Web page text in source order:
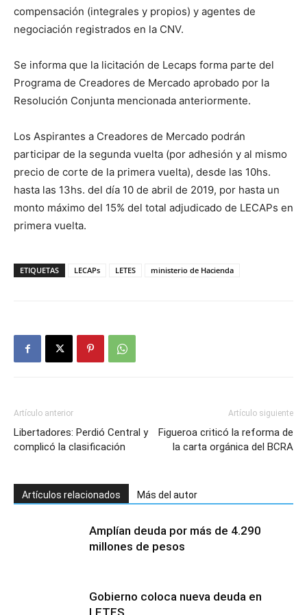
compensación (integrales y propios) y agentes de
negociación registrados en la CNV.
Se informa que la licitación de Lecaps forma parte del
Programa de Creadores de Mercado aprobado por la
Resolución Conjunta mencionada anteriormente.
Los Aspirantes a Creadores de Mercado podrán
participar de la segunda vuelta (por adhesión y al mismo
precio de corte de la primera vuelta), desde las 10hs.
hasta las 13hs. del día 10 de abril de 2019, por hasta un
monto máximo del 15% del total adjudicado de LECAPs en
primera vuelta.
ETIQUETAS LECAPs LETES ministerio de Hacienda
Artículo anterior
Libertadores: Perdió Central y
complicó la clasificación
Artículo siguiente
Figueroa criticó la reforma de
la carta orgánica del BCRA
Artículos relacionados Más del autor
Amplían deuda por más de 4.290
millones de pesos
Gobierno coloca nueva deuda en
LETES